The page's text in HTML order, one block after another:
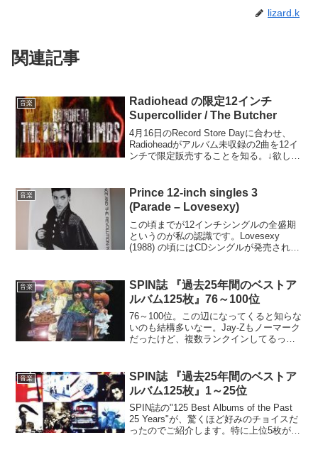
lizard.k
関連記事
音楽
Radiohead の限定12インチ
Supercollider / The Butcher
4月16日のRecord Store Dayに合わせ、
Radioheadがアルバム未収録の2曲を12イ
ンチで限定販売することを知る。↓欲しい
る。↓日本でもごくわず...
音楽
Prince 12-inch singles 3
(Parade – Lovesexy)
この頃までが12インチシングルの全盛期
というのが私の認識です。Lovesexy
(1988) の頃にはCDシングルが発売される
でしょう。オレンジ：アルバム...
音楽
SPIN誌 『過去25年間のベストア
ルバム125枚』76～100位
76～100位。この辺になってくると知らな
いのも結構多いなー。Jay-Zもノーマーク
だったけど、複数ランクインしてるって
Down Pro...
音楽
SPIN誌 『過去25年間のベストア
ルバム125枚』1～25位
SPIN誌の"125 Best Albums of the Past
25 Years"が、驚くほど好みのチョイスだ
ったのでご紹介します。特に上位5枚が素